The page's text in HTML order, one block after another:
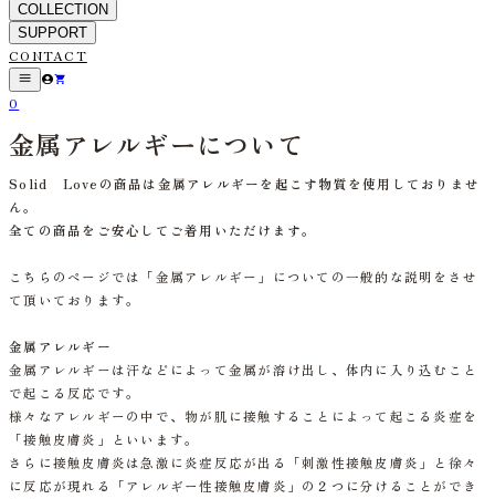
COLLECTION
SUPPORT
CONTACT
0
金属アレルギーについて
Solid Loveの商品は金属アレルギーを起こす物質を使用しておりませ
ん。
全ての商品をご安心してご着用いただけます。
こちらのページでは「金属アレルギー」についての一般的な説明をさせ
て頂いております。
金属アレルギー
金属アレルギーは汗などによって金属が溶け出し、体内に入り込むこと
で起こる反応です。
様々なアレルギーの中で、物が肌に接触することによって起こる炎症を
「接触皮膚炎」といいます。
さらに接触皮膚炎は急激に炎症反応が出る「刺激性接触皮膚炎」と徐々
に反応が現れる「アレルギー性接触皮膚炎」の２つに分けることができ